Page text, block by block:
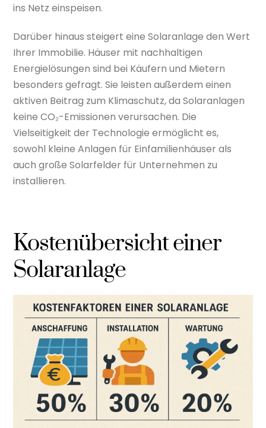
ins Netz einspeisen.
Darüber hinaus steigert eine Solaranlage den Wert
Ihrer Immobilie. Häuser mit nachhaltigen
Energielösungen sind bei Käufern und Mietern
besonders gefragt. Sie leisten außerdem einen
aktiven Beitrag zum Klimaschutz, da Solaranlagen
keine CO₂-Emissionen verursachen. Die
Vielseitigkeit der Technologie ermöglicht es,
sowohl kleine Anlagen für Einfamilienhäuser als
auch große Solarfelder für Unternehmen zu
installieren.
Kostenübersicht einer
Solaranlage